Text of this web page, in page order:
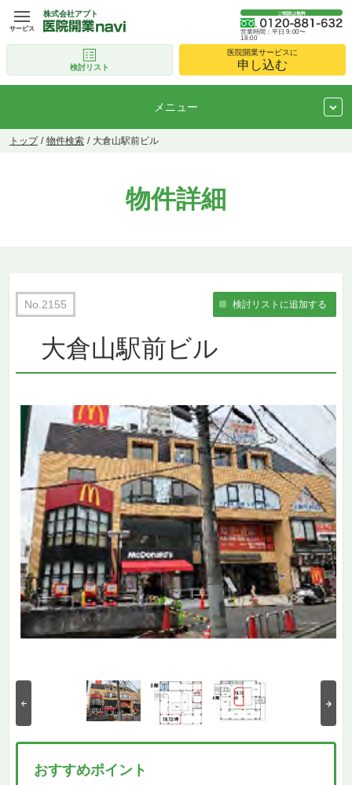
株式会社アプト ご相談は無料
営業時間：平日 9:00〜
18:00
検討リスト
医院開業サービスに
申し込む
サービス
メニュー
トップ 物件検索 大倉山駅前ビル
物件詳細
No.2155
大倉山駅前ビル
おすすめポイント